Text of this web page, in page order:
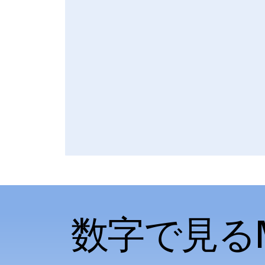
数字で見る